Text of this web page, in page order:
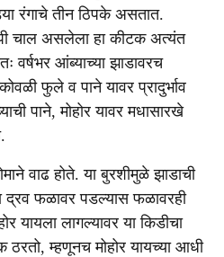
रंगाचे तीन ठिपके असतात.
चाल असलेला हा कीटक अत्यंत
आंब्याच्या झाडावरच
फुले व पाने यावर प्रादुर्भाव
पाने, मोहोर यावर मधासारखे
वाढ होते. या बुरशीमुळे झाडाची
फळावर पडल्यास फळावरही
यायला लागल्यावर या किडीचा
ठरतो, म्हणूनच मोहोर यायच्या आधी